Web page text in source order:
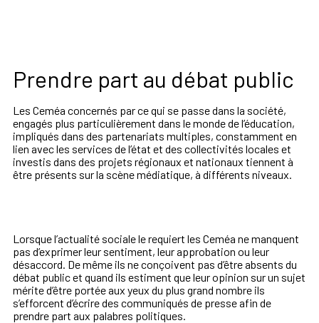
Prendre part au débat public
Les Ceméa concernés par ce qui se passe dans la société,
engagés plus particulièrement dans le monde de l’éducation,
impliqués dans des partenariats multiples, constamment en
lien avec les services de l’état et des collectivités locales et
investis dans des projets régionaux et nationaux tiennent à
être présents sur la scène médiatique, à différents niveaux.
Lorsque l’actualité sociale le requiert les Ceméa ne manquent
pas d’exprimer leur sentiment, leur approbation ou leur
désaccord. De même ils ne conçoivent pas d’être absents du
débat public et quand ils estiment que leur opinion sur un sujet
mérite d’être portée aux yeux du plus grand nombre ils
s’efforcent d’écrire des communiqués de presse afin de
prendre part aux palabres politiques.